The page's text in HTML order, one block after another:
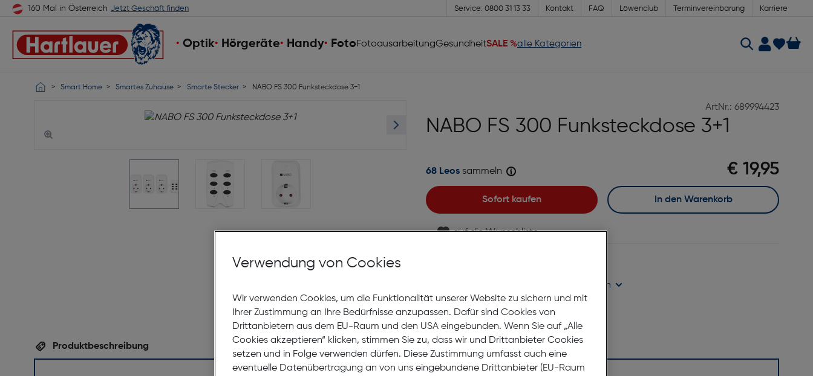
160 Mal in Österreich Jetzt Geschäft finden Service: 0800 31 13 33 Kontakt FAQ Löwenclub Terminvereinbarung Karriere
Optik Hörgeräte Handy FotoFotoausarbeitungGesundheitSALE %alle Kategorien
Smart Home Smartes Zuhause Smarte Stecker NABO FS 300 Funksteckdose 3+1
ArtNr.: 689994423
NABO FS 300 Funksteckdose 3+1
€ 19,95
68 Leos sammeln
Sofort kaufen In den Warenkorb
auf die Wunschliste
Verfügbarkeit prüfen
Produktbeschreibung
Verwendung von Cookies
Wir verwenden Cookies, um die Funktionalität unserer Website zu sichern und mit
Ihrer Zustimmung an Ihre Bedürfnisse anzupassen. Dafür sind Cookies von
Drittanbietern aus dem EU-Raum und den USA eingebunden. Wenn Sie auf „Alle
Cookies akzeptieren“ klicken, stimmen Sie zu, dass wir und Drittanbieter Cookies
setzen und in Folge verwenden dürfen. Diese Zustimmung umfasst auch eine
eventuelle Datenübertragung an von uns eingebundene Drittanbieter (EU-Raum